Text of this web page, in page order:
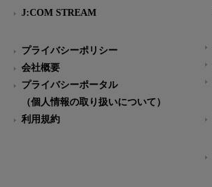
J:COM STREAM
プライバシーポリシー
会社概要
プライバシーポータル
（個人情報の取り扱いについて）
利用規約